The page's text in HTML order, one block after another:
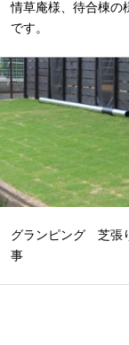
情草庵様、待合棟の
です。
グランピング 芝張
事